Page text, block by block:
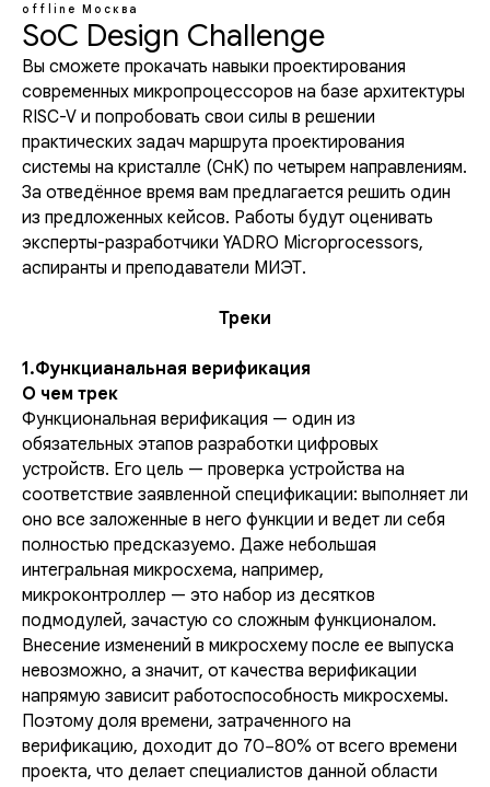
offline Москва
SoC Design Challenge
Вы сможете прокачать навыки проектирования
современных микропроцессоров на базе архитектуры
RISC-V и попробовать свои силы в решении
практических задач маршрута проектирования
системы на кристалле (СнК) по четырем направлениям.
За отведённое время вам предлагается решить один
из предложенных кейсов. Работы будут оценивать
эксперты-разработчики YADRO Microprocessors,
аспиранты и преподаватели МИЭТ.
Треки
1.Функцианальная верификация
О чем трек
Функциональная верификация — один из
обязательных этапов разработки цифровых
устройств. Его цель — проверка устройства на
соответствие заявленной спецификации: выполняет ли
оно все заложенные в него функции и ведет ли себя
полностью предсказуемо. Даже небольшая
интегральная микросхема, например,
микроконтроллер — это набор из десятков
подмодулей, зачастую со сложным функционалом.
Внесение изменений в микросхему после ее выпуска
невозможно, а значит, от качества верификации
напрямую зависит работоспособность микросхемы.
Поэтому доля времени, затраченного на
верификацию, доходит до 70−80% от всего времени
проекта, что делает специалистов данной области